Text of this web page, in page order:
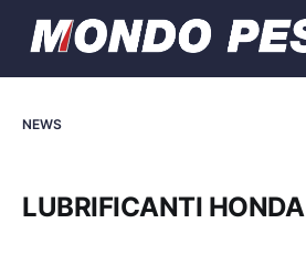
NEWS
LUBRIFICANTI HONDA